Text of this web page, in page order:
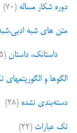
دوره شکار مساله (۷۰)
متن های شبه ادبی،شبه
داستانک، داستان (۵)
الگوها و الگوریتمهای
دسته‌بندی نشده (۲۸)
تک عبارات (۲۲)